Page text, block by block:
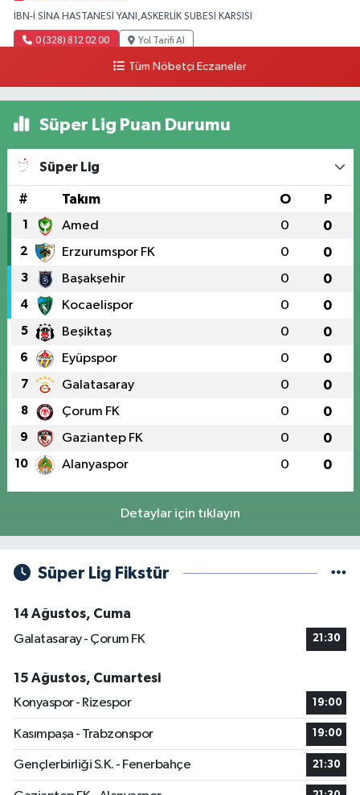
İBN-İ SİNA HASTANESİ YANI,ASKERLİK ŞUBESİ KARŞISI
0 (328) 812 02 00 Yol Tarifi Al
Tüm Nöbetçi Eczaneler
Süper Lig Puan Durumu
Süper Lig
# Takım O P
1 Amed 0 0
2 Erzurumspor FK 0 0
3 Başakşehir 0 0
4 Kocaelispor 0 0
5 Beşiktaş 0 0
6 Eyüpspor 0 0
7 Galatasaray 0 0
8 Çorum FK 0 0
9 Gaziantep FK 0 0
10 Alanyaspor 0 0
Detaylar için tıklayın
Süper Lig Fikstür
14 Ağustos, Cuma
Galatasaray - Çorum FK
21:30
15 Ağustos, Cumartesi
Konyaspor - Rizespor
19:00
Kasımpaşa - Trabzonspor 19:00
Gençlerbirliği S.K. - Fenerbahçe 21:30